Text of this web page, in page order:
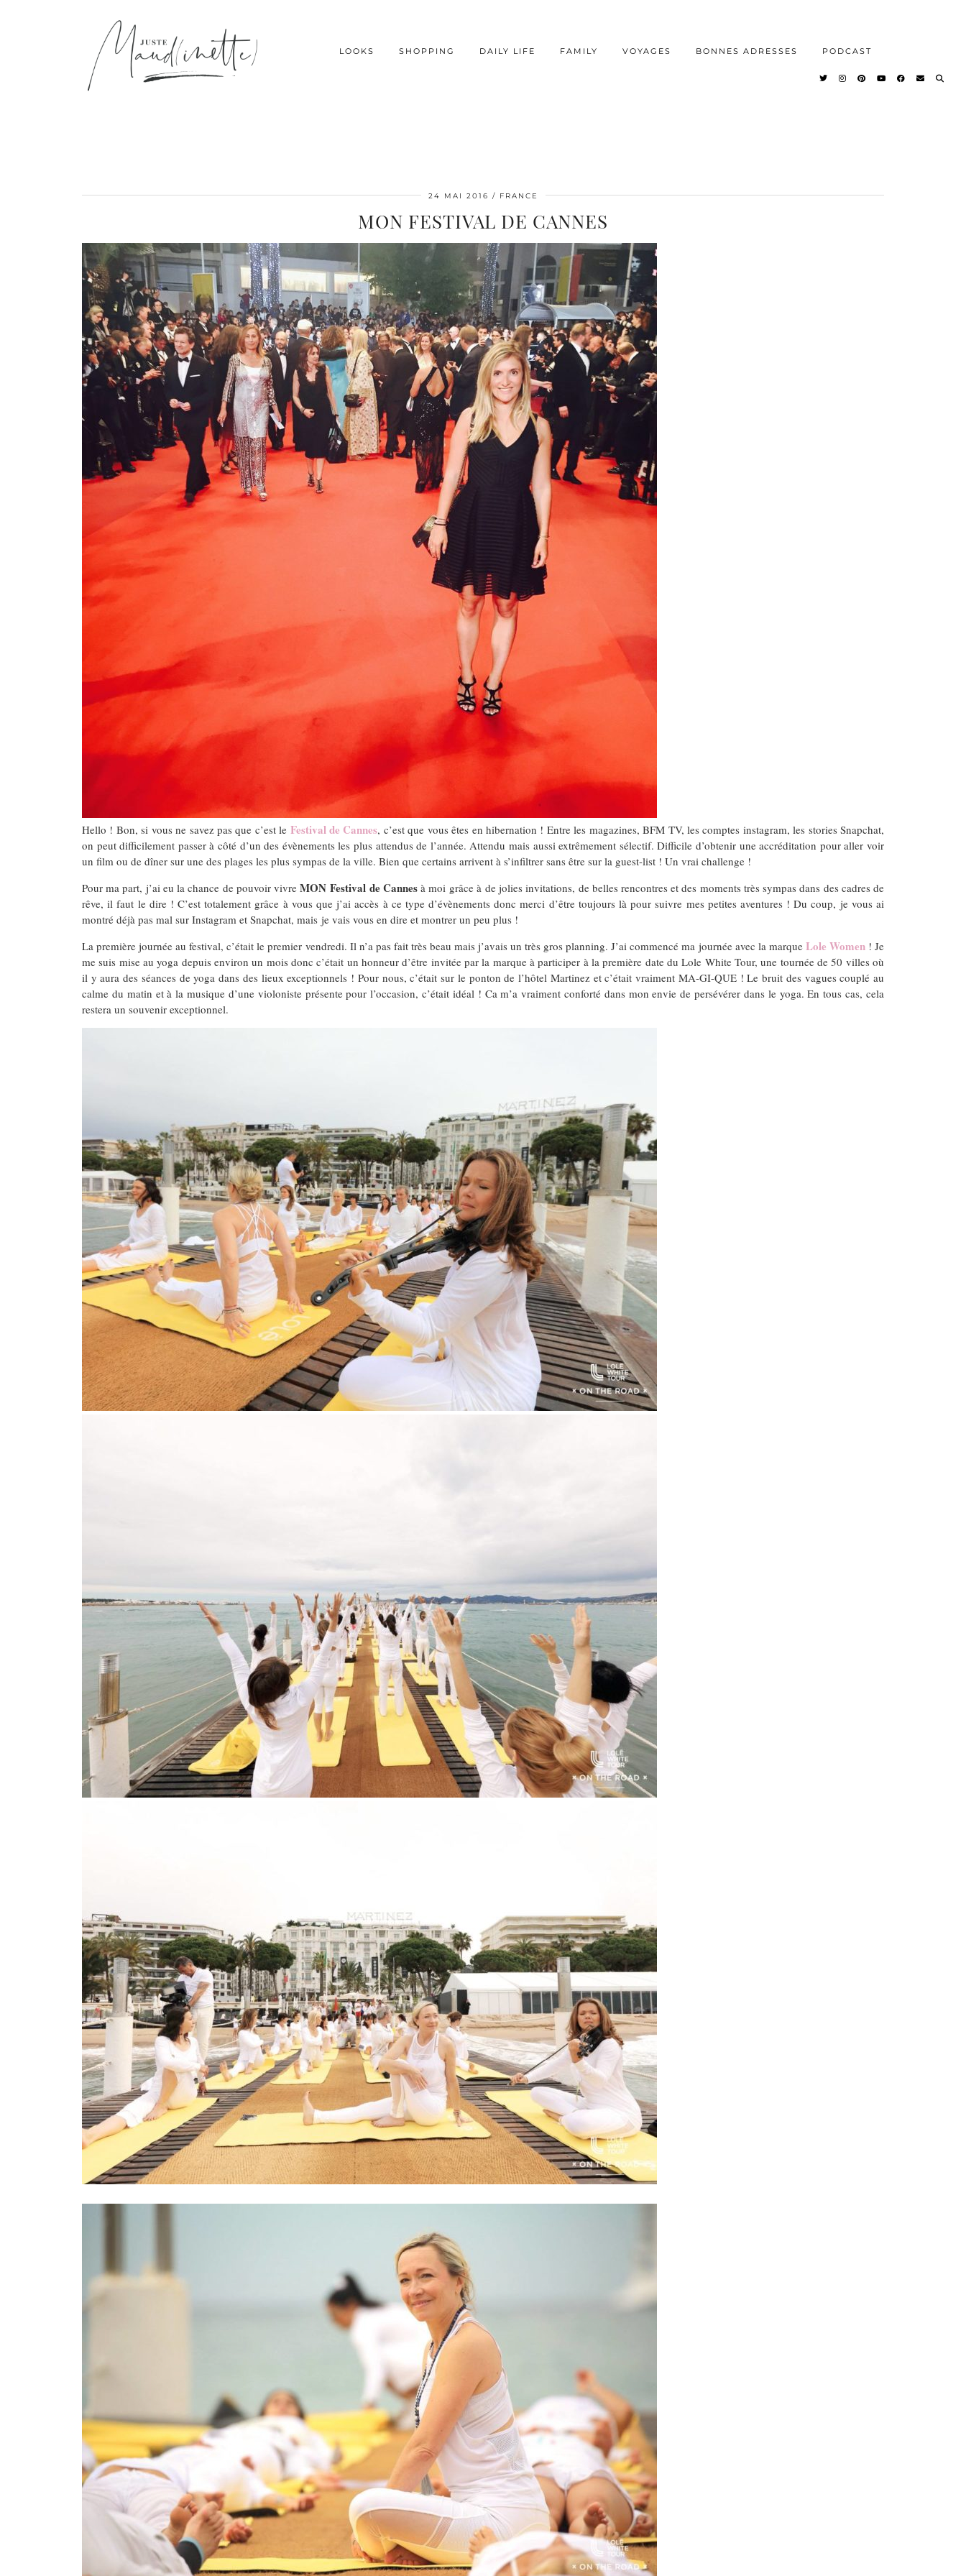
LOOKS SHOPPING DAILY LIFE FAMILY VOYAGES BONNES ADRESSES PODCAST
24 MAI 2016 FRANCE
MON FESTIVAL DE CANNES
Hello ! Bon, si vous ne savez pas que c’est le Festival de Cannes, c’est que vous êtes en hibernation ! Entre les magazines, BFM TV, les comptes instagram, les stories Snapchat,
on peut difficilement passer à côté d’un des évènements les plus attendus de l’année. Attendu mais aussi extrêmement sélectif. Difficile d’obtenir une accréditation pour aller voir
un film ou de dîner sur une des plages les plus sympas de la ville. Bien que certains arrivent à s’infiltrer sans être sur la guest-list ! Un vrai challenge !
Pour ma part, j’ai eu la chance de pouvoir vivreMON Festival de Cannesà moi grâce à de jolies invitations, de belles rencontres et des moments très sympas dans des cadres de
rêve, il faut le dire ! C’est totalement grâce à vous que j’ai accès à ce type d’évènements donc merci d’être toujours là pour suivre mes petites aventures ! Du coup, je vous ai
montré déjà pas mal sur Instagram et Snapchat, mais je vais vous en dire et montrer un peu plus !
La première journée au festival, c’était le premier vendredi. Il n’a pas fait très beau mais j’avais un très gros planning. J’ai commencé ma journée avec la marque Lole Women! Je
me suis mise au yoga depuis environ un mois donc c’était un honneur d’être invitée par la marque à participer à la première date du Lole White Tour, une tournée de 50 villes où
il y aura des séances de yoga dans des lieux exceptionnels ! Pour nous, c’était sur le ponton de l’hôtel Martinez et c’était vraiment MA-GI-QUE ! Le bruit des vagues couplé au
calme du matin et à la musique d’une violoniste présente pour l’occasion, c’était idéal ! Ca m’a vraiment conforté dans mon envie de persévérer dans le yoga. En tous cas, cela
restera un souvenir exceptionnel.